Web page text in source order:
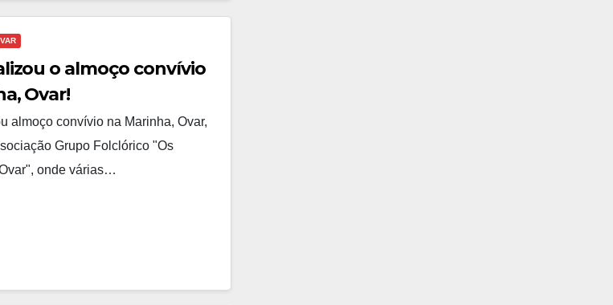
o almoço convívio
Ovar!
almoço convívio na Marinha, Ovar,
Grupo Folclórico "Os
onde várias…